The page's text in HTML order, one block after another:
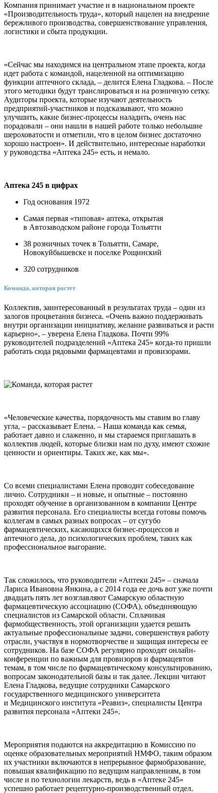
Компания принимает участие и в национальном проекте
«Производительность труда», который нацелен на внедрение
бережливого производства, совершенствование управления,
логистики и сбыта продукции.
«Сейчас мы находимся на центральном этапе проекта, когда
идет работа с командой, нацеленной на оптимизацию
функции аптечного склада, – делится Елена Гладкова. – После
этого методики будут транслироваться и на розничную сетку.
Аудиторы проекта, которые изучают деятельность
предприятий-участников и подсказывают, что можно
улучшить, какие бизнес-процессы наладить, очень нас
порадовали – они нашли в нашей работе только небольшие
шероховатости и отметили, что в целом бизнес достаточно
хорошо настроен». И действительно, интересные наработки
у руководства «Аптека 245» есть, и немало.
Аптека 245 в цифрах
Год основания 1972
Самая первая «типовая» аптека, открытая
в Автозаводском районе города Тольятти
38 розничных точек в Тольятти, Самаре,
Новокуйбышевске и поселке Рощинский
320 сотрудников
Команда, которая растет
Коллектив, заинтересованный в результатах труда – один из
залогов процветания бизнеса. «Очень важно поддерживать
внутри организации инициативу, желание развиваться и расти
карьерно», – уверена Елена Гладкова. Почти 99%
руководителей подразделений «Аптека 245» когда-то пришли
работать сюда рядовыми фармацевтами и провизорами.
«Человеческие качества, порядочность мы ставим во главу
угла, – рассказывает Елена. – Наша команда как семья,
работает давно и слаженно, и мы стараемся приглашать в
коллектив людей, которые близки нам по духу, имеют схожие
ценности и ориентиры. Таких же, как мы».
Со всеми специалистами Елена проводит собеседование
лично. Сотрудники – и новые, и опытные – постоянно
проходят обучение в организованном в компании Центре
развития персонала. Его специалисты всегда готовы помочь
коллегам в самых разных вопросах – от сугубо
фармацевтических, касающихся бизнес-процессов и
аптечного дела, до психологических проблем, таких как
профессиональное выгорание.
Так сложилось, что руководители «Аптеки 245» – сначала
Лариса Ивановна Янкина, а с 2014 года ее дочь вот уже почти
двадцать пять лет возглавляют Самарскую областную
фармацевтическую ассоциацию (СОФА), объединяющую
специалистов из Самарской области. Сплачивая
фармобщественность, этой организации удается решать
актуальные профессиональные задачи, совершенствуя работу
отрасли, участвуя в нормотворчестве и защищая интересы ее
сотрудников. На базе СОФА регулярно проходят онлайн-
конференции по важным для провизоров и фармацевтов
темам, в том числе по фармацевтическому консультированию,
вопросам законодательной базы и так далее. Лекции читают
Елена Гладкова, ведущие сотрудники Самарского
государственного медицинского университета
и Медицинского института «Реавиз», специалисты Центра
развития персонала «Аптеки 245».
Мероприятия подаются на аккредитацию в Комиссию по
оценке образовательных мероприятий НМФО, таким образом
их участники включаются в непрерывное фармобразование,
повышая квалификацию по ведущим направлениям, в том
числе и по технологии лекарств, ведь в «Аптеке 245»
успешно работает рецептурно-производственный отдел.